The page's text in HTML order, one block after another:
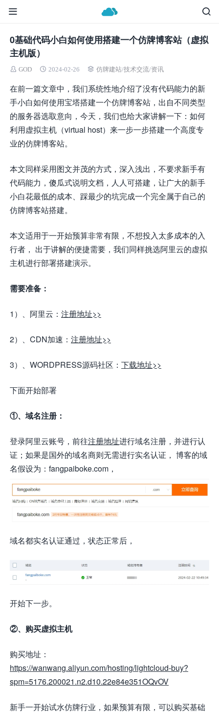
0基础代码小白如何使用搭建一个仿牌博客站（虚拟
主机版）
GOD 2024-02-26 仿牌建站/技术交流/资讯
在前一篇文章中，我们系统性地介绍了没有代码能力的新
手小白如何使用宝塔搭建一个仿牌博客站，出自不同类型
的服务器选取意向，今天，我们也给大家讲解一下：如何
利用虚拟主机（virtual host）来一步一步搭建一个高度专
业的仿牌博客站。
本文同样采用图文并茂的方式，深入浅出，不要求新手有
代码能力，傻瓜式说明文档，人人可搭建，让广大的新手
小白花最低的成本、踩最少的坑完成一个完全属于自己的
仿牌博客站搭建。
本文适用于一开始预算非常有限，不想投入太多成本的入
行者， 出于讲解的便捷需要，我们同样挑选阿里云的虚拟
主机进行部署搭建演示。
需要准备：
1）、阿里云： 注册地址>>
2）、CDN加速： 注册地址>>
3）、WORDPRESS源码社区： 下载地址>>
下面开始部署
①、域名注册：
登录阿里云账号，前往注册地址进行域名注册，并进行认
证；如果是国外的域名商则无需进行实名认证， 博客的域
名假设为：fangpaiboke.com，
域名都实名认证通过，状态正常后，
开始下一步。
②、购买虚拟主机
购买地址：
https://wanwang.aliyun.com/hosting/lightcloud-buy?
spm=5176.200021.n2.d10.22e84e351OQvOV
新手一开始试水仿牌行业，如果预算有限，可以购买基础